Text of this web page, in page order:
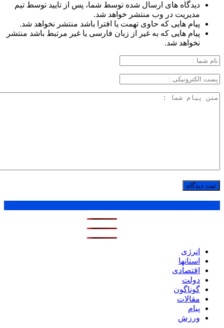
دیدگاه های ارسال شده توسط شما، پس از تایید توسط تیم
مدیریت در وب منتشر خواهد شد.
پیام هایی که حاوی تهمت یا افترا باشد منتشر نخواهد شد.
پیام هایی که به غیر از زبان فارسی یا غیر مرتبط باشد منتشر
نخواهد شد.
انرژی
استانها
اقتصادی
دولت
گوناگون
مقالات
پیام
ورزش